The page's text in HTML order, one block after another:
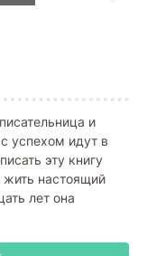
и
успехом идут в
эту книгу
жить настоящий
лет она